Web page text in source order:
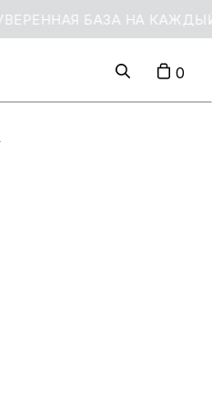
БАЗА НА
0